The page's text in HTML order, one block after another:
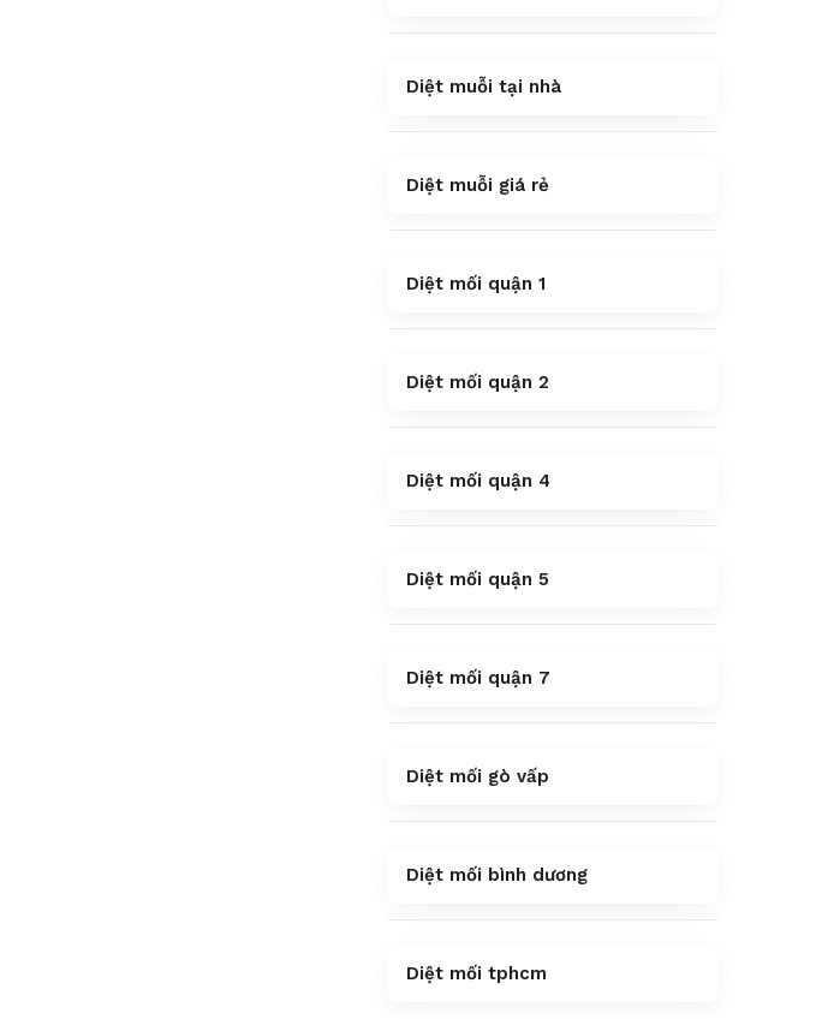
Diệt muỗi tại nhà
Diệt muỗi giá rẻ
Diệt mối quận 1
Diệt mối quận 2
Diệt mối quận 4
Diệt mối quận 5
Diệt mối quận 7
Diệt mối gò vấp
Diệt mối bình dương
Diệt mối tphcm